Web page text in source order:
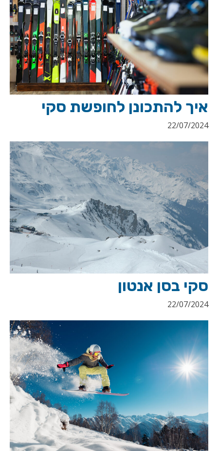
איך להתכונן לחופשת סקי
22/07/2024
סקי בסן אנטון
22/07/2024